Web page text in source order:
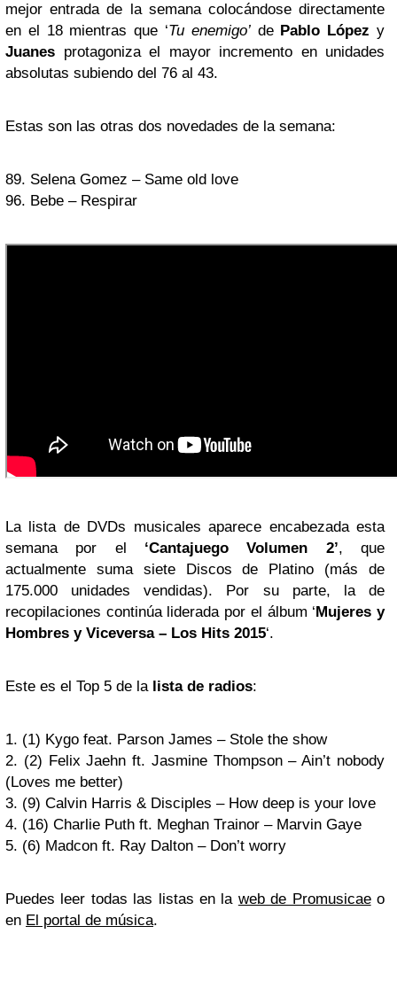
mejor entrada de la semana colocándose directamente
en el 18 mientras que ‘Tu enemigo’de Pablo López y
Juanes protagoniza el mayor incremento en unidades
absolutas subiendo del 76 al 43.
Estas son las otras dos novedades de la semana:
89. Selena Gomez – Same old love
96. Bebe – Respirar
La lista de DVDs musicales aparece encabezada esta
semana por el ‘Cantajuego Volumen 2’, que
actualmente suma siete Discos de Platino (más de
175.000 unidades vendidas). Por su parte, la de
recopilaciones continúa liderada por el álbum ‘ Mujeres y
Hombres y Viceversa – Los Hits 2015‘.
Este es el Top 5 de la lista de radios:
1. (1) Kygo feat. Parson James – Stole the show
2. (2) Felix Jaehn ft. Jasmine Thompson – Ain’t nobody
(Loves me better)
3. (9) Calvin Harris & Disciples – How deep is your love
4. (16) Charlie Puth ft. Meghan Trainor – Marvin Gaye
5. (6) Madcon ft. Ray Dalton – Don’t worry
Puedes leer todas las listas en la web de Promusicaeo
en El portal de música.